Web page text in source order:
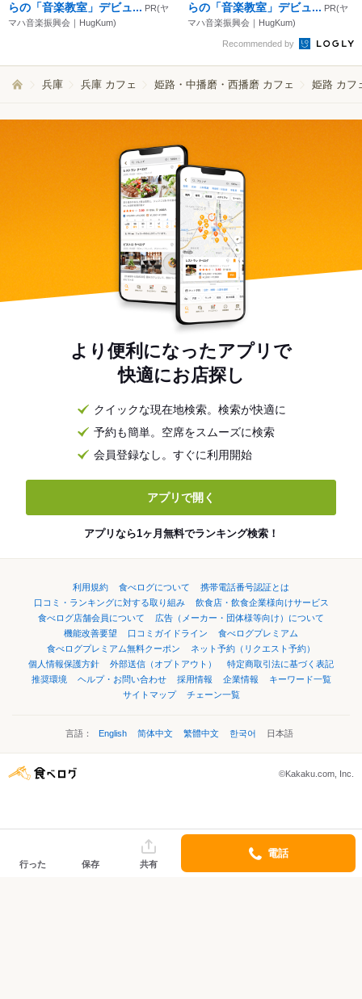
らの「音楽教室」デビュ... PR(ヤ
マハ音楽振興会｜HugKum)
らの「音楽教室」デビュ... PR(ヤ
マハ音楽振興会｜HugKum)
Recommended by
兵庫 兵庫 カフェ 姫路・中播磨・西播磨 カフェ 姫路 カフ
より便利になったアプリで
快適にお店探し
クイックな現在地検索。検索が快適に
予約も簡単。空席をスムーズに検索
会員登録なし。すぐに利用開始
アプリで開く
アプリなら1ヶ月無料でランキング検索！
利用規約 食べログについて
携帯電話番号認証とは
口コミ・ランキングに対する取り組み
飲食店・飲食企業様向けサービス
食べログ店舗会員について
広告（メーカー・団体様等向け）について
機能改善要望
口コミガイドライン
食べログプレミアム
食べログプレミアム無料クーポン
ネット予約（リクエスト予約）
個人情報保護方針
外部送信（オプトアウト）
特定商取引法に基づく表記
推奨環境
ヘルプ・お問い合わせ 採用情報 企業情報
キーワード一覧
サイトマップ
チェーン一覧
言語： English 简体中文 繁體中文 한국어 日本語
©Kakaku.com, Inc.
行った 保存 共有
電話